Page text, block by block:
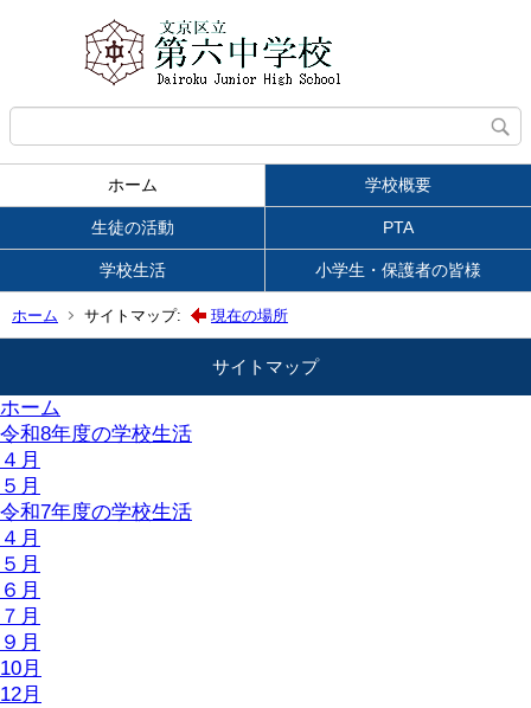
ホーム 学校概要
生徒の活動 PTA
学校生活 小学生・保護者の皆様
ホーム サイトマップ: 現在の場所
サイトマップ
ホーム
令和8年度の学校生活
４月
５月
令和7年度の学校生活
４月
５月
６月
７月
９月
10月
12月